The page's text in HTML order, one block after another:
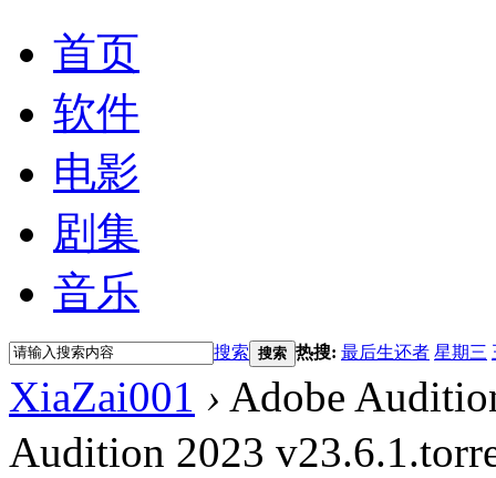
首页
软件
电影
剧集
音乐
搜索 搜索 热搜: 最后生还者 星期三
XiaZai001 › Adobe
Audition 2023